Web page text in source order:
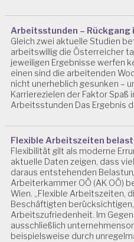
N
G
E
N
D
I
G
I
A
L
E
R
S
T
R
E
S
S
Arbeitsstunden – Rückgang
Gleich zwei aktuelle Studien
arbeitswillig die Österreicher
jeweiligen Ergebnisse werfen
einen sind die arbeitenden
nicht unerheblich gesunken –
Karrierezielen der Faktor Spaß
Arbeitsstunden Das Ergebnis
Flexible Arbeitszeiten
Flexibilität gilt als moderne
aktuelle Daten zeigen, dass
daraus entstehenden
Arbeiterkammer OÖ (AK OÖ)
Wien. „Flexible Arbeitszeiten,
Beschäftigten
Arbeitszufriedenheit. Im
ausschließlich
beispielsweise durch